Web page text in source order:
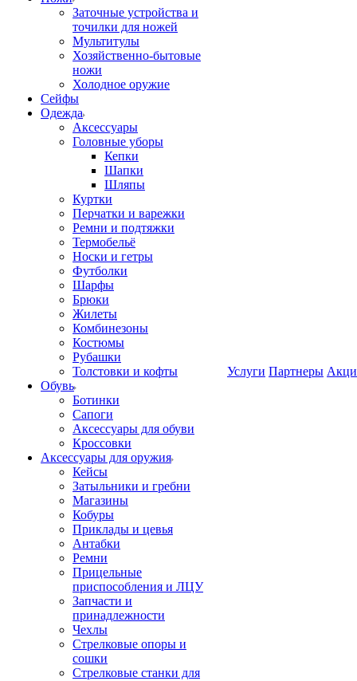
Заточные устройства и
точилки для ножей
Мультитулы
Хозяйственно-бытовые
ножи
Холодное оружие
Сейфы
Одежда
Аксессуары
Головные уборы
Кепки
Шапки
Шляпы
Куртки
Перчатки и варежки
Ремни и подтяжки
Термобельё
Носки и гетры
Футболки
Шарфы
Брюки
Жилеты
Комбинезоны
Костюмы
Рубашки
Толстовки и кофты
Обувь
Ботинки
Сапоги
Аксессуары для обуви
Кроссовки
Аксессуары для оружия
Кейсы
Затыльники и гребни
Магазины
Кобуры
Приклады и цевья
Антабки
Ремни
Прицельные
приспособления и ЛЦУ
Запчасти и
принадлежности
Чехлы
Стрелковые опоры и
сошки
Стрелковые станки для
Услуги Партнеры